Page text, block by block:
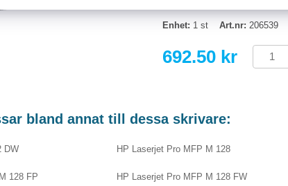
Enhet: 1 st Art.nr: 206539
692.50 kr
bland annat till dessa skrivare:
DW HP Laserjet Pro MFP M 128
128 FP HP Laserjet Pro MFP M 128 FW